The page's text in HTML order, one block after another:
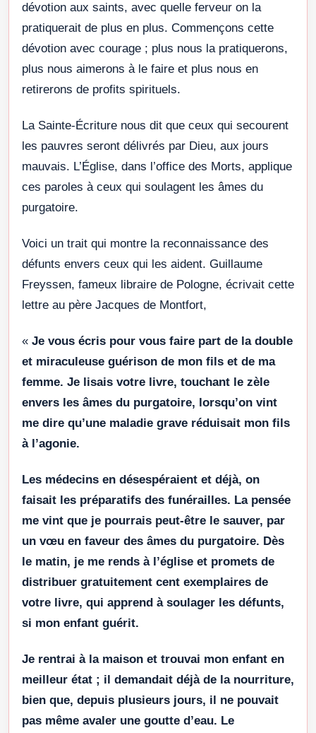
dévotion aux saints, avec quelle ferveur on la
pratiquerait de plus en plus. Commençons cette
dévotion avec courage ; plus nous la pratiquerons,
plus nous aimerons à le faire et plus nous en
retirerons de profits spirituels.
La Sainte-Écriture nous dit que ceux qui secourent
les pauvres seront délivrés par Dieu, aux jours
mauvais. L’Église, dans l’office des Morts, applique
ces paroles à ceux qui soulagent les âmes du
purgatoire.
Voici un trait qui montre la reconnaissance des
défunts envers ceux qui les aident. Guillaume
Freyssen, fameux libraire de Pologne, écrivait cette
lettre au père Jacques de Montfort,
« Je vous écris pour vous faire part de la double
et miraculeuse guérison de mon fils et de ma
femme. Je lisais votre livre, touchant le zèle
envers les âmes du purgatoire, lorsqu’on vint
me dire qu’une maladie grave réduisait mon fils
à l’agonie.
Les médecins en désespéraient et déjà, on
faisait les préparatifs des funérailles. La pensée
me vint que je pourrais peut-être le sauver, par
un vœu en faveur des âmes du purgatoire. Dès
le matin, je me rends à l’église et promets de
distribuer gratuitement cent exemplaires de
votre livre, qui apprend à soulager les défunts,
si mon enfant guérit.
Je rentrai à la maison et trouvai mon enfant en
meilleur état ; il demandait déjà de la nourriture,
bien que, depuis plusieurs jours, il ne pouvait
pas même avaler une goutte d’eau. Le